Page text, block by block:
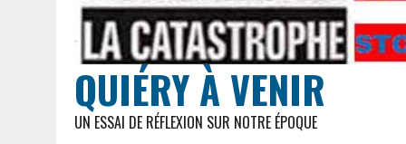
QUIÉRY À VENIR
UN ESSAI DE RÉFLEXION SUR NOTRE ÉPOQUE